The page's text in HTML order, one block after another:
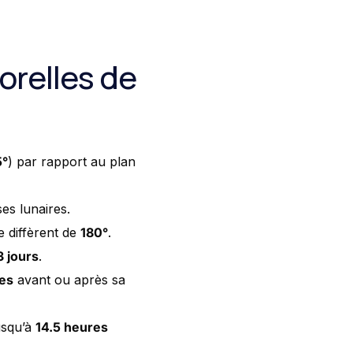
de
) par rapport au plan
lunaires.
diffèrent de 180°.
jours.
avant ou après sa
14.5 heures